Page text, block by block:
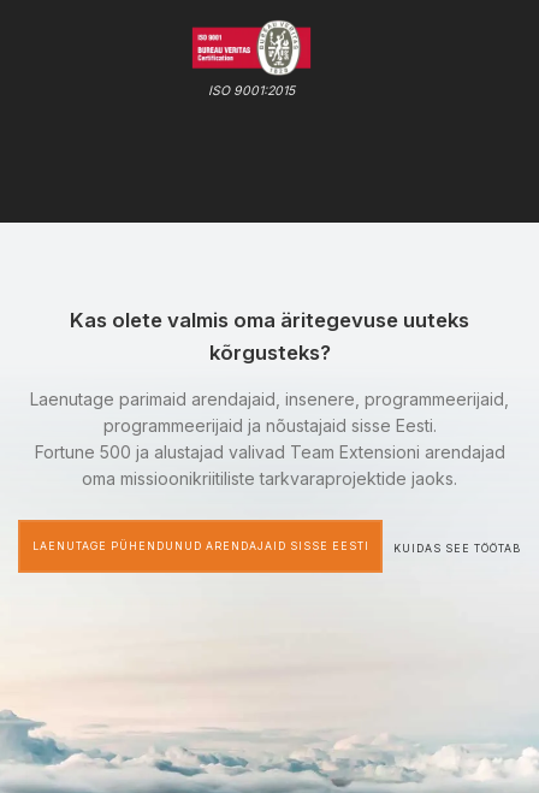
ISO 9001:2015
Kas olete valmis oma äritegevuse uuteks
kõrgusteks?
Laenutage parimaid arendajaid, insenere, programmeerijaid,
programmeerijaid ja nõustajaid sisse Eesti.
Fortune 500 ja alustajad valivad Team Extensioni arendajad
oma missioonikriitiliste tarkvaraprojektide jaoks.
LAENUTAGE PÜHENDUNUD ARENDAJAID SISSE EESTI KUIDAS SEE TÖÖTAB